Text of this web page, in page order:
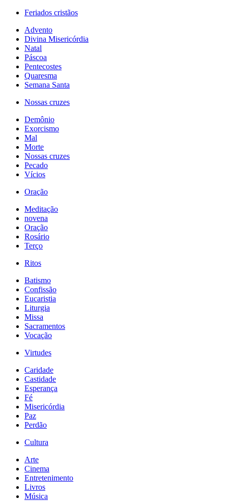
Feriados cristãos
Advento
Divina Misericórdia
Natal
Páscoa
Pentecostes
Quaresma
Semana Santa
Nossas cruzes
Demônio
Exorcismo
Mal
Morte
Nossas cruzes
Pecado
Vícios
Oração
Meditação
novena
Oração
Rosário
Terço
Ritos
Batismo
Confissão
Eucaristia
Liturgia
Missa
Sacramentos
Vocação
Virtudes
Caridade
Castidade
Esperança
Fé
Misericórdia
Paz
Perdão
Cultura
Arte
Cinema
Entretenimento
Livros
Música